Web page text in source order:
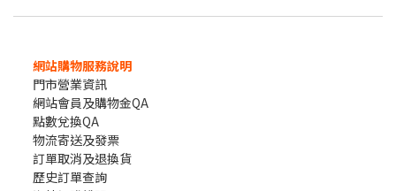
網站購物服務說明
門市營業資訊
網站會員及購物金QA
點數兌換QA
物流寄送及發票
訂單取消及退換貨
歷史訂單查詢